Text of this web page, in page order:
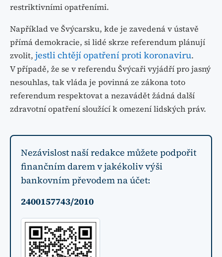
restriktivními opatřeními.
Například ve Švýcarsku, kde je zavedená v ústavě
přímá demokracie, si lidé skrze referendum plánují
zvolit, jestli chtějí opatření proti koronaviru.
V případě, že se v referendu Švýcaři vyjádří pro jasný
nesouhlas, tak vláda je povinná ze zákona toto
referendum respektovat a nezavádět žádná další
zdravotní opatření sloužící k omezení lidských práv.
Nezávislost naší redakce můžete podpořit
finančním darem v jakékoliv výši
bankovním převodem na účet:
2400157743/2010